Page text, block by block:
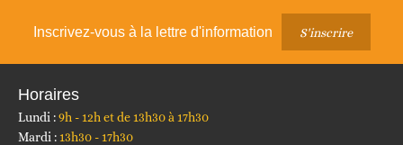
Inscrivez-vous à la lettre d'information S'inscrire
Horaires
Lundi :9h - 12h et de 13h30 à 17h30
Mardi : 13h30 - 17h30